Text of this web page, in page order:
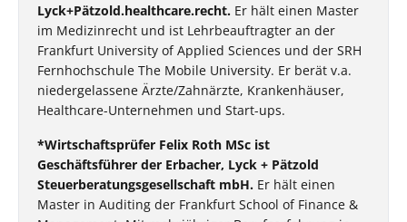
Lyck+Pätzold.healthcare.recht. Er hält einen Master
im Medizinrecht und ist Lehrbeauftragter an der
Frankfurt University of Applied Sciences und der SRH
Fernhochschule The Mobile University. Er berät v.a.
niedergelassene Ärzte/Zahnärzte, Krankenhäuser,
Healthcare-Unternehmen und Start-ups.
*Wirtschaftsprüfer Felix Roth MSc ist
Geschäftsführer der Erbacher, Lyck + Pätzold
Steuerberatungsgesellschaft mbH. Er hält einen
Master in Auditing der Frankfurt School of Finance &